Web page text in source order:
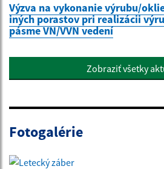
Výzva na vykonanie výrubu/
iných porastov pri realizácii
pásme VN/VVN vedení
Zobraziť všetky
Fotogalérie